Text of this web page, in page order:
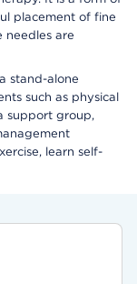
placement of fine
needles are
stand-alone
such as physical
support group,
learn self-